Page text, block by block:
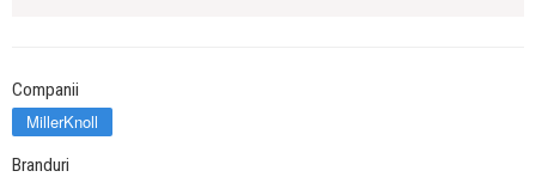
Companii
MillerKnoll
Branduri